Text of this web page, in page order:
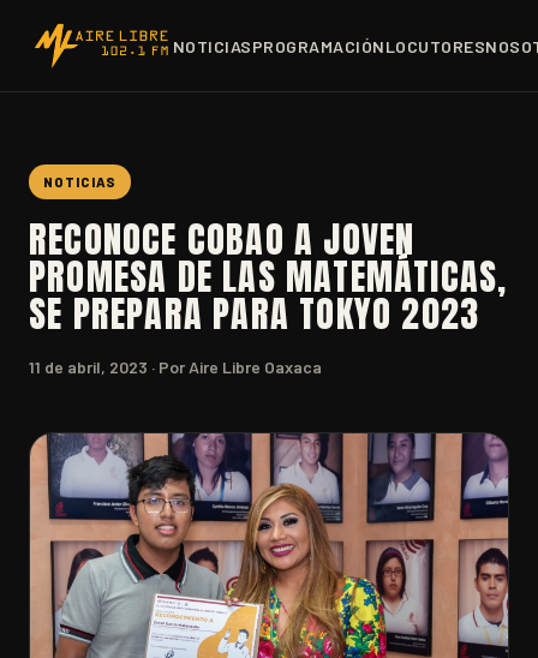
NOTICIASPROGRAMACIÓNLOCUTORES
NOTICIAS
RECONOCE COBAO A JOVEN
PROMESA DE LAS MATEMÁTICAS,
SE PREPARA PARA TOKYO 2023
11 de abril, 2023 · Por Aire Libre Oaxaca